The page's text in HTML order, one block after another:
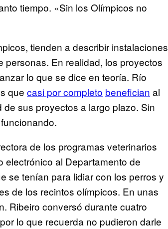
tiempo. «Sin los Olímpicos no
tienden a describir instalaciones
En realidad, los proyectos
lo que se dice en teoría. Río
que casi por completo benefician al
sus proyectos a largo plazo. Sin
de los programas veterinarios
electrónico al Departamento de
se tenían para lidiar con los perros y
de los recintos olímpicos. En unas
Ribeiro conversó durante cuatro
lo que recuerda no pudieron darle